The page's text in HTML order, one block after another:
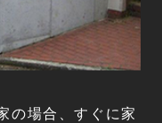
の場合、すぐに家